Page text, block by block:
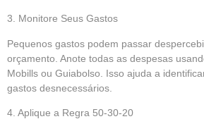
3. Monitore Seus Gastos
Pequenos gastos podem passar
orçamento. Anote todas as despesas
Mobills ou Guiabolso. Isso ajuda a
gastos desnecessários.
4. Aplique a Regra 50-30-20